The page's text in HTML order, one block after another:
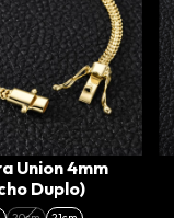
Union 4mm
Duplo)